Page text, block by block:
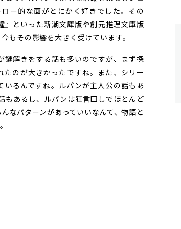
ー的な面がとにかく好きでした。その
といった新潮文庫版や創元推理文庫版
もその影響を大きく受けています。
謎解きをする話も多いのですが、まず探
のが大きかったですね。また、シリー
いるんですね。ルパンが主人公の話もあ
もあるし、ルパンは狂言回しでほとんど
なパターンがあっていいなんて、物語と